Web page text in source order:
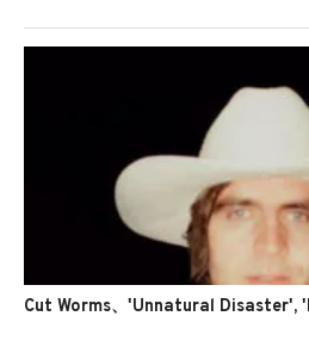
Cut Worms、'Unnatural Disaster',